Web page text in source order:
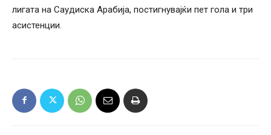
лигата на Саудиска Арабија, постигнувајќи пет гола и три
асистенции.